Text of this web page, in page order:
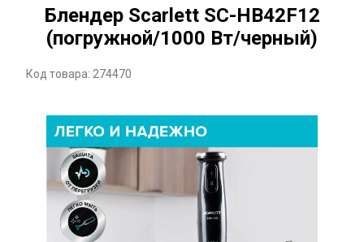
Блендер Scarlett SC-HB42F12
(погружной/1000 Вт/черный)
Код товара: 274470